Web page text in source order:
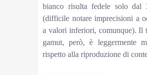
bianco risulta fedele solo dal
(difficile notare imprecisioni a
a valori inferiori, comunque). Il
gamut, però, è leggermente
rispetto alla riproduzione di